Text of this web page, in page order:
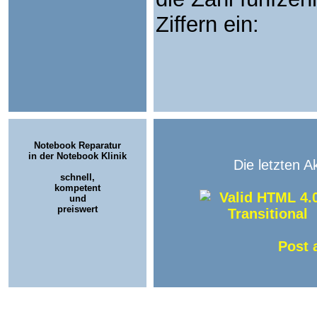
Ziffern ein:
Notebook Reparatur
in der Notebook Klinik
schnell,
kompetent
und
preiswert
Die letzten
Post